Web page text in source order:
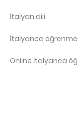
İtalyan dili
İtalyanca
Online İtalyanca